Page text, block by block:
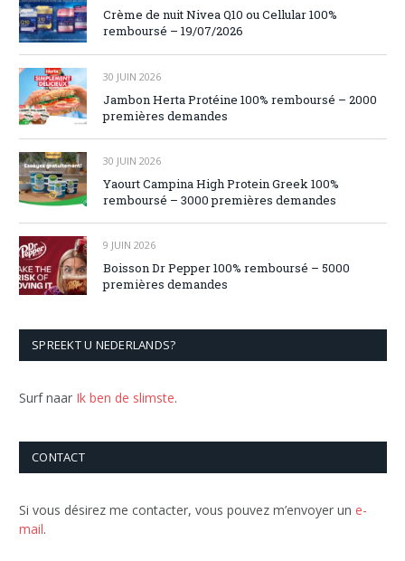
Crème de nuit Nivea Q10 ou Cellular 100%
remboursé – 19/07/2026
30 JUIN 2026
Jambon Herta Protéine 100% remboursé – 2000
premières demandes
30 JUIN 2026
Yaourt Campina High Protein Greek 100%
remboursé – 3000 premières demandes
9 JUIN 2026
Boisson Dr Pepper 100% remboursé – 5000
premières demandes
SPREEKT U NEDERLANDS?
Surf naar Ik ben de slimste.
CONTACT
Si vous désirez me contacter, vous pouvez m’envoyer un e-
mail.